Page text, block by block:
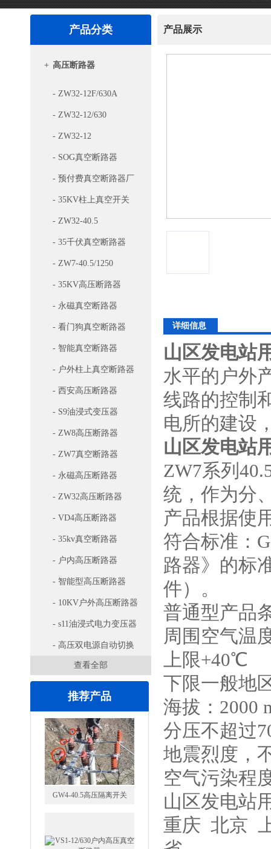
产品分类
+ 高压断路器
- ZW32-12F/630A
- ZW32-12/630
- ZW32-12
- SOG真空断路器
- 预付费真空断路器厂
- 35KV柱上真空开关
- ZW32-40.5
- 35千伏真空断路器
- ZW7-40.5/1250
- 35KV高压断路器
- 永磁真空断路器
- 看门狗真空断路器
- 智能真空断路器
- 户外柱上真空断路器
- 西安高压断路器
- S9油浸式变压器
- ZW8高压断路器
- ZW7真空断路器
- 永磁高压断路器
- ZW32高压断路器
- VD4高压断路器
- 35kv真空断路器
- 户内高压断路器
- 智能型高压断路器
- 10KV户外高压断路器
- s11油浸式电力变压器
- 高压双电源自动切换
查看全部
推荐产品
GW4-40.5高压隔离开关
VS1-12/630户内高压真空断
产品展示
详细信息
山区发电站
水平的户外
线路的控制
电所的建设
山区发电站
ZW7系列
统，作为分
产品根据使
符合标准：
路器》的标
件）。
普通型产品
周围空气温
上限+40℃
下限一般地
海拔：2000
分压不超过
地震烈度，
空气污染程
山区发电站
重庆 北京